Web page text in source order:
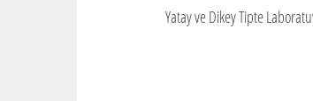
Yatay ve Dikey Tipte